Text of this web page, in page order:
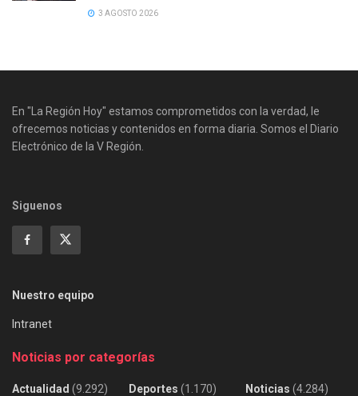
3 AGOSTO 2026
En "La Región Hoy" estamos comprometidos con la verdad, le
ofrecemos noticias y contenidos en forma diaria. Somos el Diario
Electrónico de la V Región.
Siguenos
Nuestro equipo
Intranet
Noticias por categorías
Actualidad (9.292)
Deportes (1.170)
Noticias (4.284)